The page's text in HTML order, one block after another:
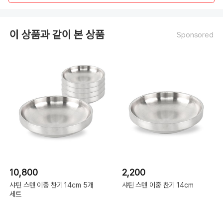
이 상품과 같이 본 상품 Sponsored
10,800
샤틴 스텐 이중 찬기 14cm 5개
세트
2,200
샤틴 스텐 이중 찬기 14cm